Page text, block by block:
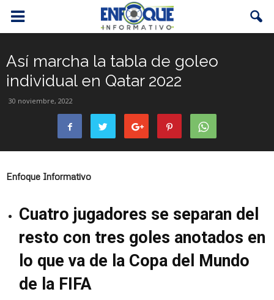
Así marcha la tabla de goleo
individual en Qatar 2022
30 noviembre, 2022
Enfoque Informativo
Cuatro jugadores se separan del
resto con tres goles anotados en
lo que va de la Copa del Mundo
de la FIFA